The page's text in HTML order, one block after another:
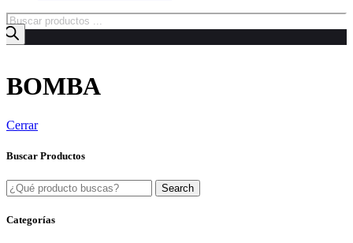
Búsqueda
de
productos
BOMBA
Cerrar
Buscar Productos
Search
Categorías